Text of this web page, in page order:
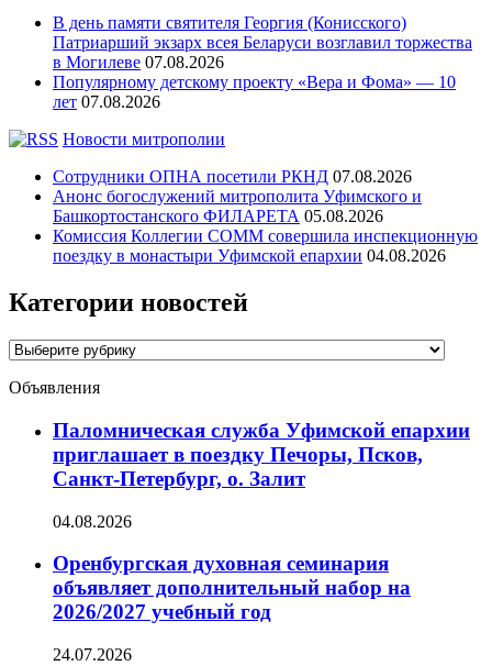
В день памяти святителя Георгия (Конисского)
Патриарший экзарх всея Беларуси возглавил торжества
в Могилеве 07.08.2026
Популярному детскому проекту «Вера и Фома» — 10
лет 07.08.2026
Новости митрополии
Сотрудники ОПНА посетили РКНД 07.08.2026
Анонс богослужений митрополита Уфимского и
Башкортостанского ФИЛАРЕТА 05.08.2026
Комиссия Коллегии СОММ совершила инспекционную
поездку в монастыри Уфимской епархии 04.08.2026
Категории новостей
Категории
Объявления
Паломническая служба Уфимской епархии
приглашает в поездку Печоры, Псков,
Санкт-Петербург, о. Залит
04.08.2026
Оренбургская духовная семинария
объявляет дополнительный набор на
2026/2027 учебный год
24.07.2026